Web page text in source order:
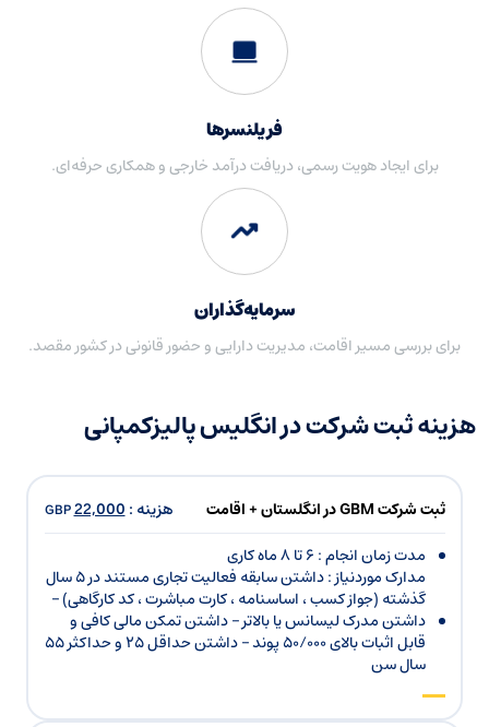
فریلنسرها
برای ایجاد هویت رسمی، دریافت درآمد خارجی و همکاری حرفه‌ای‌.
سرمایه‌گذاران
برای بررسی مسیر اقامت، مدیریت دارایی و حضور قانونی در کشور مقصد.
هزینه ثبت شرکت در انگلیس پالیزکمپانی
ثبت شرکت GBM در انگلستان + اقامت هزینه :22,000
GBP
مدت زمان انجام : ۶ تا ۸ ماه کاری
مدارک موردنیاز : داشتن سابقه فعالیت تجاری مستند در ۵ سال
گذشته (جواز کسب ، اساسنامه ، کارت مباشرت ، کد کارگاهی) –
داشتن مدرک لیسانس یا بالاتر – داشتن تمکن مالی کافی و
قابل اثبات بالای ۵۰/۰۰۰ پوند – داشتن حداقل ۲۵ و حداکثر ۵۵
سال سن